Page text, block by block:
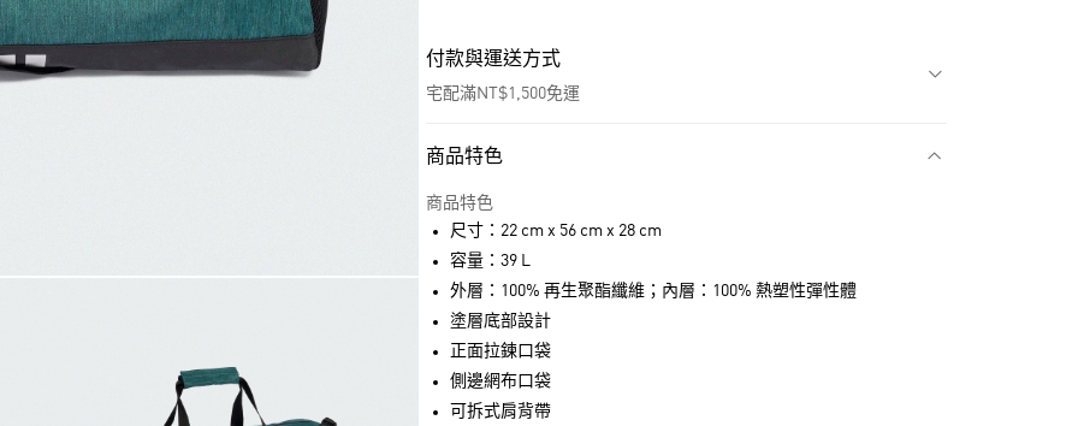
付款與運送方式
宅配滿NT$1,500免運
付款方式
信用卡一次付款
街口支付
運送方式
宅配
商品特色
商品特色
尺寸：22 cm x 56 cm x 28 cm
容量：39 L
外層：100% 再生聚酯纖維；內層：100% 熱塑性彈性體
塗層底部設計
正面拉鍊口袋
側邊網布口袋
可拆式肩背帶